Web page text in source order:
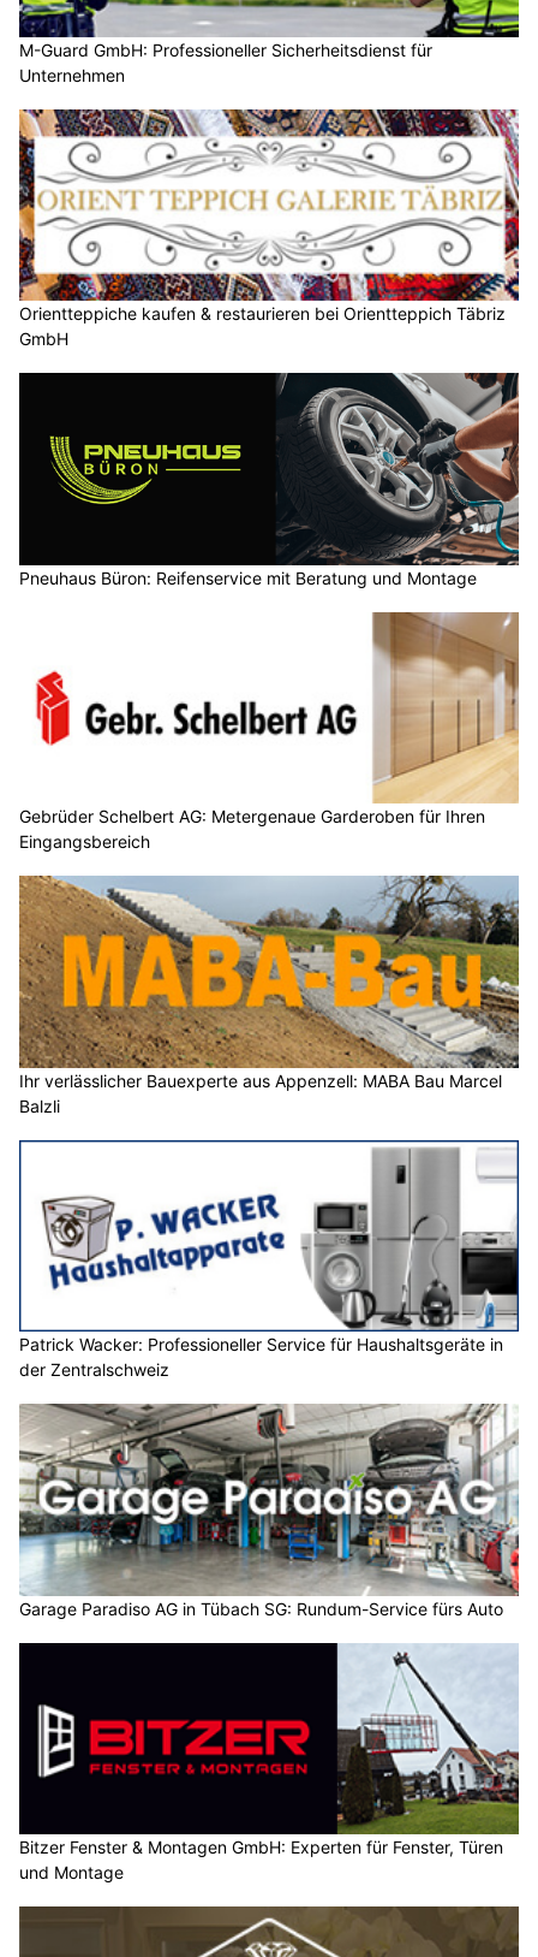
M-Guard GmbH: Professioneller Sicherheitsdienst für
Unternehmen
Orientteppiche kaufen & restaurieren bei Orientteppich Täbriz
GmbH
Pneuhaus Büron: Reifenservice mit Beratung und Montage
Gebrüder Schelbert AG: Metergenaue Garderoben für Ihren
Eingangsbereich
Ihr verlässlicher Bauexperte aus Appenzell: MABA Bau Marcel
Balzli
Patrick Wacker: Professioneller Service für Haushaltsgeräte in
der Zentralschweiz
Garage Paradiso AG in Tübach SG: Rundum-Service fürs Auto
Bitzer Fenster & Montagen GmbH: Experten für Fenster, Türen
und Montage